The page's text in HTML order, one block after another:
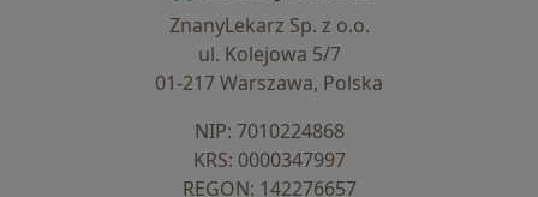
ZnanyLekarz Sp. z o.o.
ul. Kolejowa 5/7
01-217 Warszawa, Polska
NIP: ⁠7010224868
KRS: ⁠0000347997
REGON: ⁠142276657